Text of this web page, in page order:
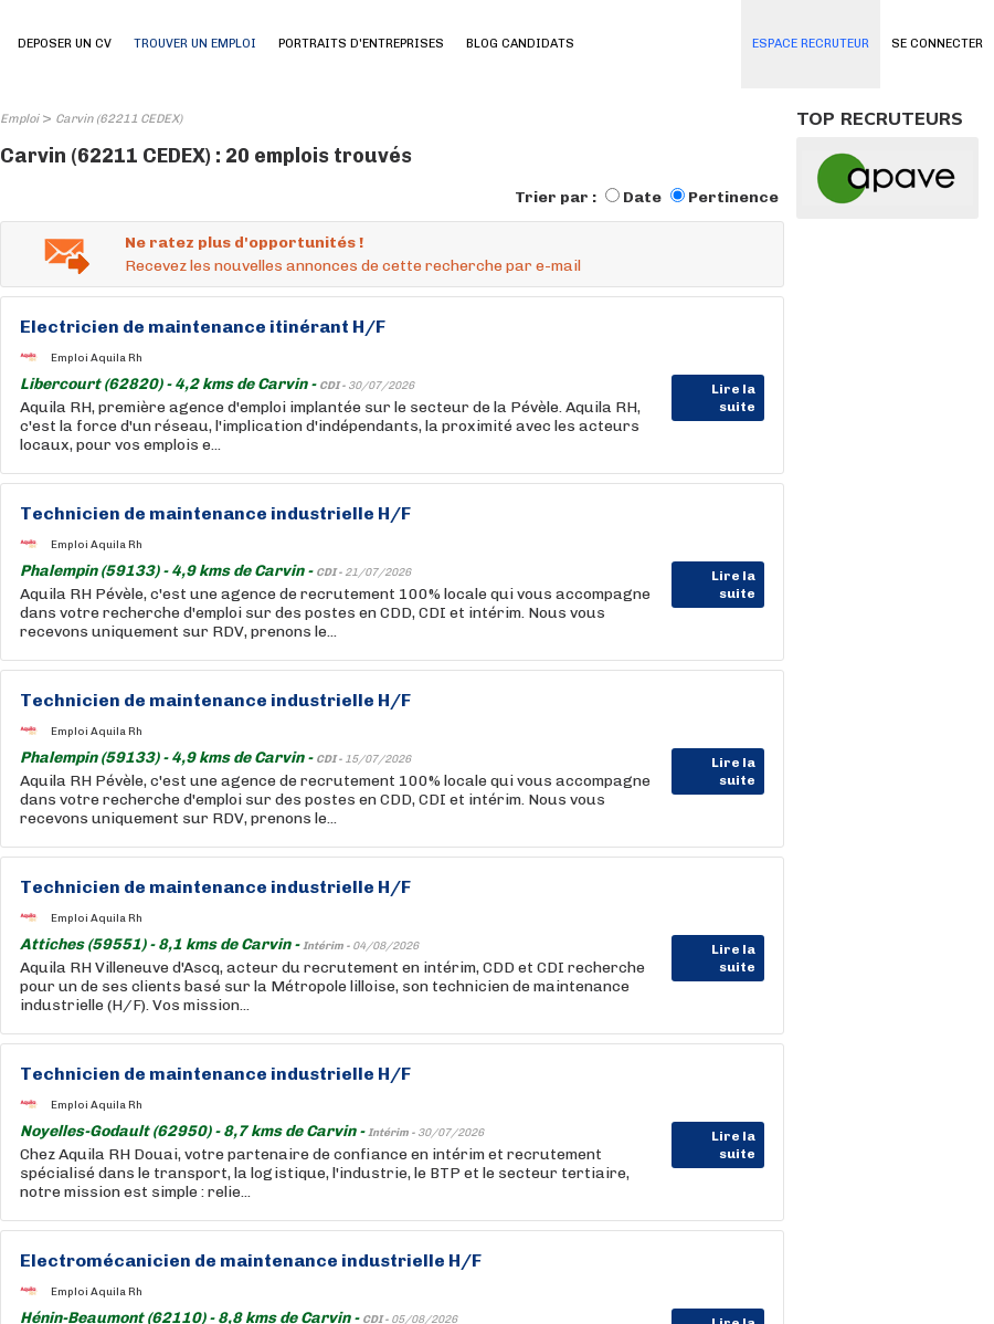
SE CONNECTER
DEPOSER UN CV TROUVER UN EMPLOI PORTRAITS D'ENTREPRISES BLOG CANDIDATS ESPACE RECRUTEUR
Emploi> Carvin (62211 CEDEX)
Carvin (62211 CEDEX) : 20 emplois trouvés
Trier par : Date Pertinence
Ne ratez plus d'opportunités !
Recevez les nouvelles annonces de cette recherche par e-mail
Electricien de maintenance itinérant H/F
Emploi Aquila Rh
Libercourt (62820) - 4,2 kms de Carvin - CDI - 30/07/2026
Lire la
suite
Aquila RH, première agence d'emploi implantée sur le secteur de la Pévèle. Aquila RH,
c'est la force d'un réseau, l'implication d'indépendants, la proximité avec les acteurs
locaux, pour vos emplois e...
Technicien de maintenance industrielle H/F
Emploi Aquila Rh
Phalempin (59133) - 4,9 kms de Carvin - CDI - 21/07/2026
Lire la
suite
Aquila RH Pévèle, c'est une agence de recrutement 100% locale qui vous accompagne
dans votre recherche d'emploi sur des postes en CDD, CDI et intérim. Nous vous
recevons uniquement sur RDV, prenons le...
Technicien de maintenance industrielle H/F
Emploi Aquila Rh
Phalempin (59133) - 4,9 kms de Carvin - CDI - 15/07/2026
Lire la
suite
Aquila RH Pévèle, c'est une agence de recrutement 100% locale qui vous accompagne
dans votre recherche d'emploi sur des postes en CDD, CDI et intérim. Nous vous
recevons uniquement sur RDV, prenons le...
Technicien de maintenance industrielle H/F
Emploi Aquila Rh
Attiches (59551) - 8,1 kms de Carvin -Intérim - 04/08/2026
Lire la
suite
Aquila RH Villeneuve d'Ascq, acteur du recrutement en intérim, CDD et CDI recherche
pour un de ses clients basé sur la Métropole lilloise, son technicien de maintenance
industrielle (H/F). Vos mission...
Technicien de maintenance industrielle H/F
Emploi Aquila Rh
Noyelles-Godault (62950) - 8,7 kms de Carvin -Intérim - 30/07/2026
Lire la
suite
Chez Aquila RH Douai, votre partenaire de confiance en intérim et recrutement
spécialisé dans le transport, la logistique, l'industrie, le BTP et le secteur tertiaire,
notre mission est simple : relie...
Electromécanicien de maintenance industrielle H/F
Emploi Aquila Rh
Hénin-Beaumont (62110) - 8,8 kms de Carvin - CDI - 05/08/2026
TOP RECRUTEURS